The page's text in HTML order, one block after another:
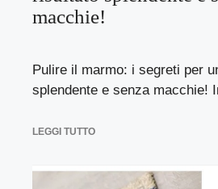
macchie!
Pulire il marmo: i segreti per
splendente e senza macchie!
LEGGI TUTTO